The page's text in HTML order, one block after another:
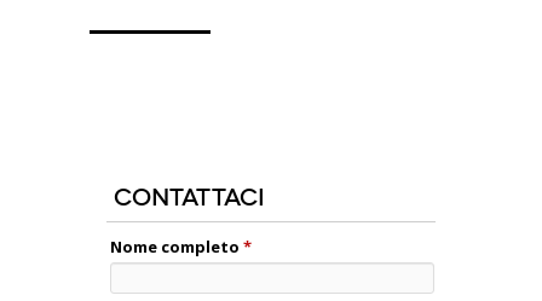
Contattaci
Nome completo *